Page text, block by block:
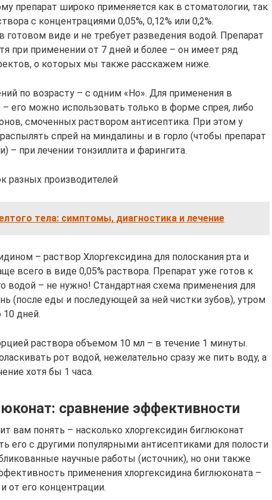
препарат широко применяется как в стоматологии, так
с концентрациями 0,05%, 0,12% или 0,2%.
готовом виде и не требует разведения водой. Препарат
при применении от 7 дней и более – он имеет ряд
о которых мы также расскажем ниже.
по возрасту – с одним «Но». Для применения в
– его можно использовать только в форме спрея, либо
смоченных раствором антисептика. При этом у
спрей на миндалины и в горло (чтобы препарат
– при лечении тонзиллита и фарингита.
разных производителей
тела: симптомы, диагностика и лечение
– раствор Хлоргексидина для полоскания рта и
всего в виде 0,05% раствора. Препарат уже готов к
водой – не нужно! Стандартная схема применения для
(после еды и последующей за ней чистки зубов), утром
дней.
раствора объемом 10 мл – в течение 1 минуты.
рот водой, нежелательно сразу же пить воду, а
хотя бы 1 часа.
сравнение эффективности
вам понять – насколько хлоргексидин биглюконат
его с другими популярными антисептиками для полости
научные работы (источник), но они также
применения хлоргексидина биглюконата –
от его концентрации.